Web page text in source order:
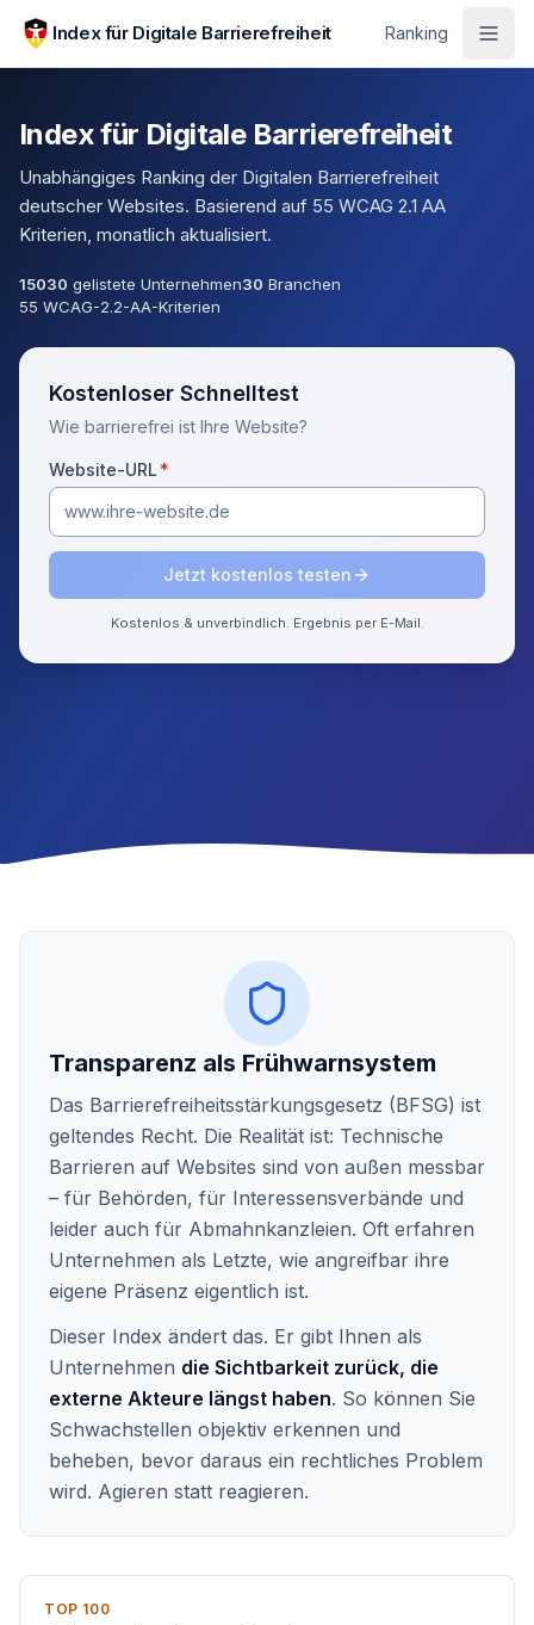
Zum Hauptinhalt springen
Index für Digitale Barrierefreiheit Ranking
Index für Digitale Barrierefreiheit
Unabhängiges Ranking der Digitalen Barrierefreiheit
deutscher Websites. Basierend auf 55 WCAG 2.1 AA
Kriterien, monatlich aktualisiert.
15030 gelistete Unternehmen30 Branchen
55 WCAG-2.2-AA-Kriterien
Kostenloser Schnelltest
Wie barrierefrei ist Ihre Website?
Website-URL *
Jetzt kostenlos testen
Kostenlos & unverbindlich. Ergebnis per E-Mail.
Transparenz als Frühwarnsystem
Das Barrierefreiheitsstärkungsgesetz (BFSG) ist
geltendes Recht. Die Realität ist: Technische
Barrieren auf Websites sind von außen messbar
– für Behörden, für Interessensverbände und
leider auch für Abmahnkanzleien. Oft erfahren
Unternehmen als Letzte, wie angreifbar ihre
eigene Präsenz eigentlich ist.
Dieser Index ändert das. Er gibt Ihnen als
Unternehmen die Sichtbarkeit zurück, die
externe Akteure längst haben. So können Sie
Schwachstellen objektiv erkennen und
beheben, bevor daraus ein rechtliches Problem
wird. Agieren statt reagieren.
TOP 100